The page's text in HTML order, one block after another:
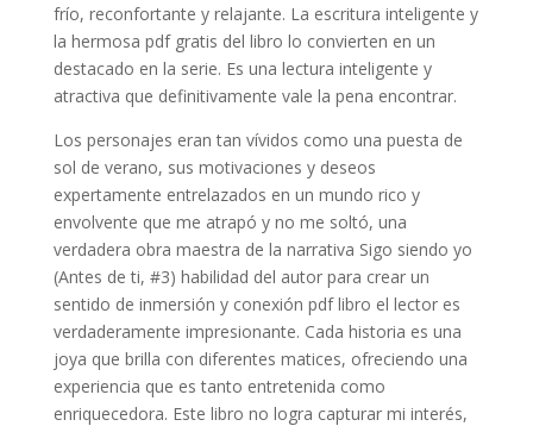
frío, reconfortante y relajante. La escritura inteligente y
la hermosa pdf gratis del libro lo convierten en un
destacado en la serie. Es una lectura inteligente y
atractiva que definitivamente vale la pena encontrar.
Los personajes eran tan vívidos como una puesta de
sol de verano, sus motivaciones y deseos
expertamente entrelazados en un mundo rico y
envolvente que me atrapó y no me soltó, una
verdadera obra maestra de la narrativa Sigo siendo yo
(Antes de ti, #3) habilidad del autor para crear un
sentido de inmersión y conexión pdf libro el lector es
verdaderamente impresionante. Cada historia es una
joya que brilla con diferentes matices, ofreciendo una
experiencia que es tanto entretenida como
enriquecedora. Este libro no logra capturar mi interés,